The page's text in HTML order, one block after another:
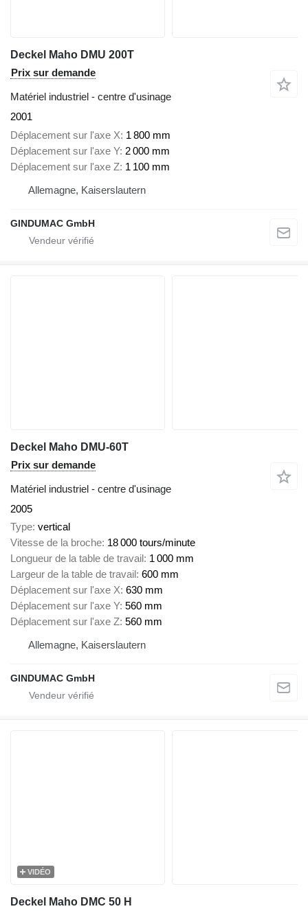
Deckel Maho DMU 200T
Prix sur demande
Matériel industriel - centre d'usinage
2001
Déplacement sur l'axe X 1 800 mm
Déplacement sur l'axe Y 2 000 mm
Déplacement sur l'axe Z 1 100 mm
Allemagne, Kaiserslautern
GINDUMAC GmbH
Deckel Maho DMU-60T
Prix sur demande
Matériel industriel - centre d'usinage
2005
Type vertical
Vitesse de la broche 18 000 tours/minute
Longueur de la table de travail 1 000 mm
Largeur de la table de travail 600 mm
Déplacement sur l'axe X 630 mm
Déplacement sur l'axe Y 560 mm
Déplacement sur l'axe Z 560 mm
Allemagne, Kaiserslautern
GINDUMAC GmbH
VIDÉO
Deckel Maho DMC 50 H